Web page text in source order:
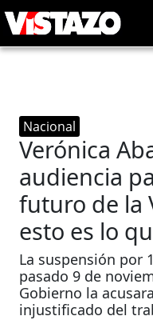
Nacional
Verónica
audiencia
futuro de la
esto es lo
La suspensión por
pasado 9 de
Gobierno la
injustificado del